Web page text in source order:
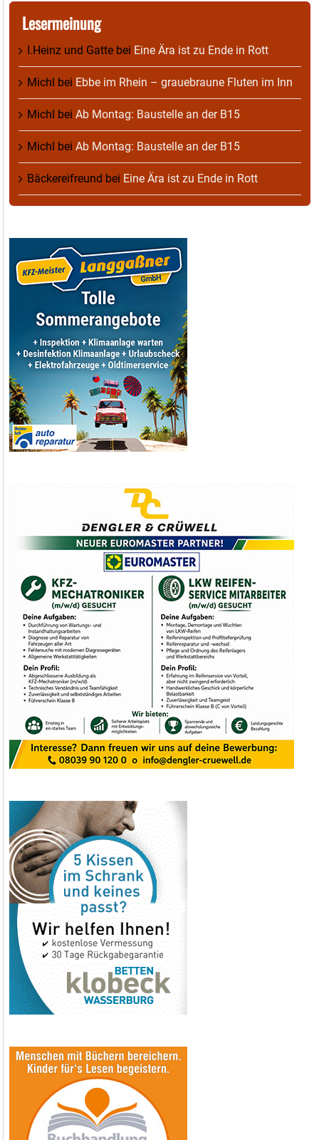
Lesermeinung
I.Heinz und Gatte bei Eine Ära ist zu Ende in Rott
Michl bei Ebbe im Rhein – grauebraune Fluten im Inn
Michl bei Ab Montag: Baustelle an der B15
Michl bei Ab Montag: Baustelle an der B15
Bäckereifreund bei Eine Ära ist zu Ende in Rott